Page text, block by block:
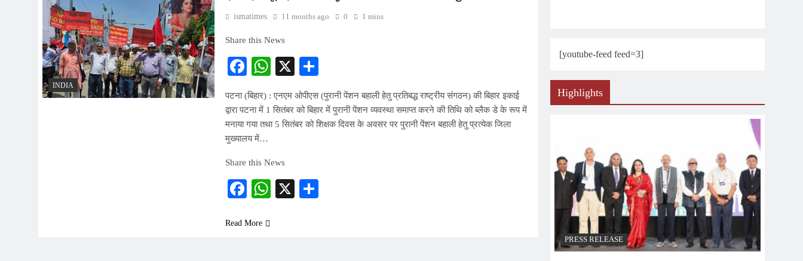
INDIA
ismatimes 11 months ago 0 1 mins
Share this News
Facebook
WhatsApp
X
पटना (बिहार) : एनएम ओपीएस (पुरानी पेंशन बहाली हेतु प्रतिबद्ध राष्ट्रीय संगठन) की बिहार इकाई
द्वारा पटना में 1 सितंबर को बिहार में पुरानी पेंशन व्यवस्था समाप्त करने की तिथि को ब्लैक डे के रूप में
मनाया गया तथा 5 सितंबर को शिक्षक दिवस के अवसर पर पुरानी पेंशन बहाली हेतु प्रत्येक जिला
मुख्यालय में…
Share this News
Facebook
WhatsApp
X
Read More
[youtube-feed feed=3]
Highlights
PRESS RELEASE